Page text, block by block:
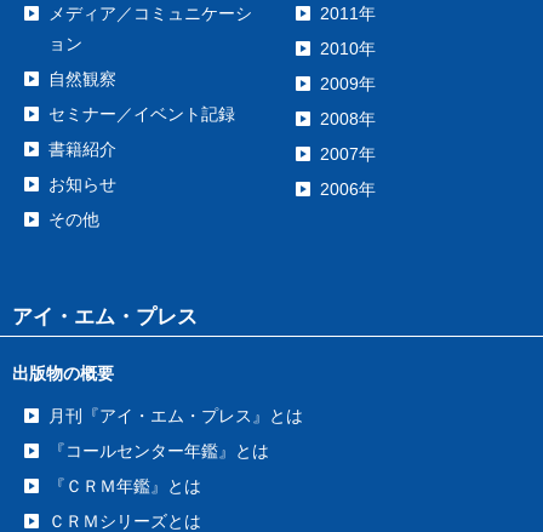
メディア／コミュニケーシ
ョン
自然観察
セミナー／イベント記録
書籍紹介
お知らせ
その他
2011年
2010年
2009年
2008年
2007年
2006年
アイ・エム・プレス
出版物の概要
月刊『アイ・エム・プレス』とは
『コールセンター年鑑』とは
『ＣＲＭ年鑑』とは
ＣＲＭシリーズとは